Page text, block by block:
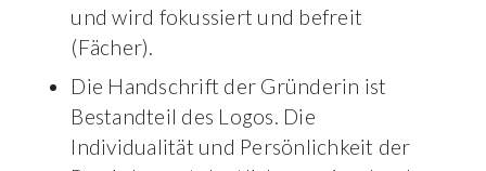
und wird fokussiert und befreit
(Fächer).
Die Handschrift der Gründerin ist
Bestandteil des Logos. Die
Individualität und Persönlichkeit der